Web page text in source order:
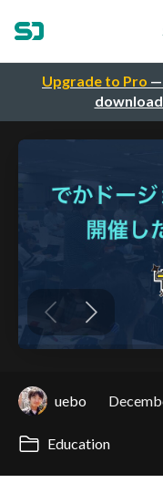
Upgrade to Pro —
uebo
Education